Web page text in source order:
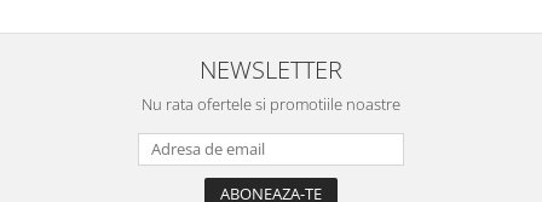
NEWSLETTER
Nu rata ofertele si promotiile noastre